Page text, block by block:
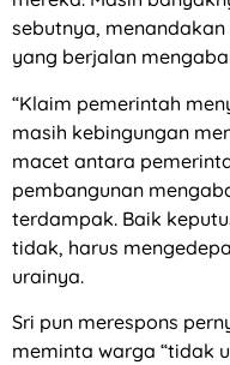
sebutnya,
yang berjalan
“Klaim pemerintah
masih kebingungan
macet antara
pembangunan
terdampak. Baik
tidak, harus
urainya.
Sri pun merespons
meminta warga “tidak